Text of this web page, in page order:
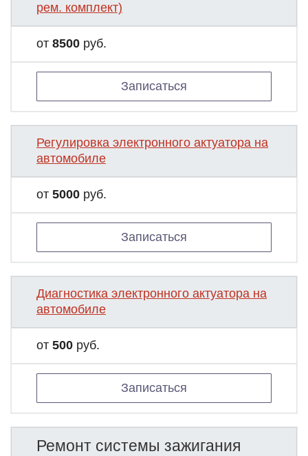
рем. комплект)
от 8500 руб.
Записаться
Регулировка электронного актуатора на
автомобиле
от 5000 руб.
Записаться
Диагностика электронного актуатора на
автомобиле
от 500 руб.
Записаться
Ремонт системы зажигания